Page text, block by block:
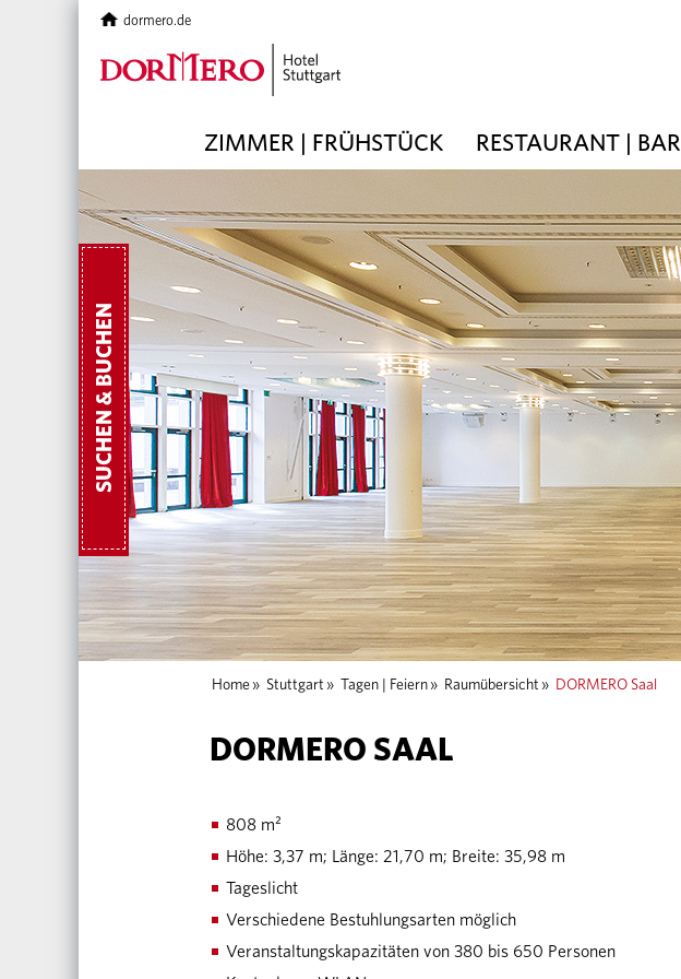
ZIMMER | FRÜHSTÜCK RESTAURANT | BAR
dormero.de
SUCHEN & BUCHEN
Home » Stuttgart » Tagen | Feiern » Raumübersicht » DORMERO Saal
DORMERO SAAL
808 m²
Höhe: 3,37 m; Länge: 21,70 m; Breite: 35,98 m
Tageslicht
Verschiedene Bestuhlungsarten möglich
Veranstaltungskapazitäten von 380 bis 650 Personen